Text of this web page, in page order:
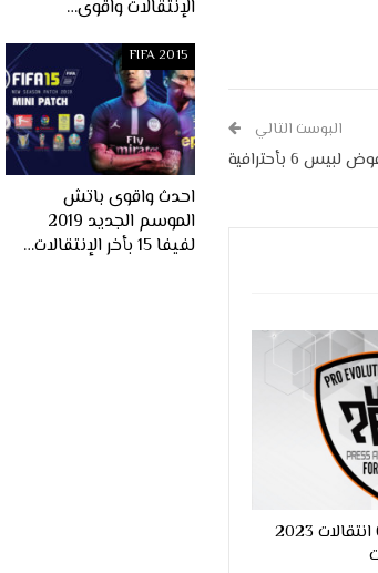
البوست التالي
بأحترافية
اوبشن فايل بيس 6 انتقالات 2023
الإنتقالات واقوى…
FIFA 2015
احدث واقوى باتش
الموسم الجديد 2019
لفيفا 15 بأخر الإنتقالات…